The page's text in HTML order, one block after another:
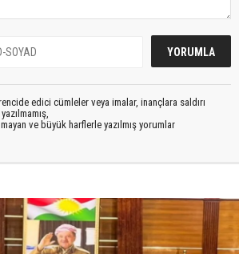
edici cümleler veya imalar, inançlara saldırı
ve büyük harflerle yazılmış yorumlar